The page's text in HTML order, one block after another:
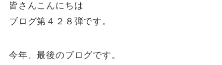
皆さんこんにちは
ブログ第４２８弾です。
今年、最後のブログです。